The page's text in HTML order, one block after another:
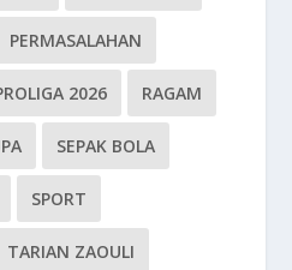
PERMASALAHAN
2026 RAGAM
SEPAK BOLA
SPORT
TARIAN ZAOULI